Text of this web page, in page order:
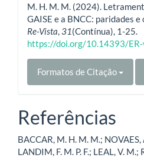
M. H. M. M. (2024).
GAISE e a BNCC: paridades e
Re-Vista 31(Contínua), 1-25.
https://doi.org/10.14393/
Formatos de Citação
Referências
BACCAR, M. H. M. M.; NOVAES,
LANDIM, F. M. P. F.; LEAL, V. M.;